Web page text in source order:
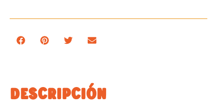
DESCRIPCIÓN